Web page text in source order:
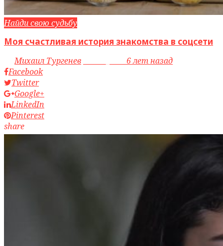
Найди свою судьбу
Моя счастливая история знакомства в соцсети
byМихаил Тургенев
6 лет назад
Facebook
Twitter
Google+
LinkedIn
Pinterest
share